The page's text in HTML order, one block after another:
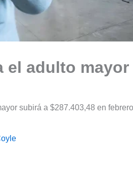
el adulto mayor
subirá a $287.403,48 en